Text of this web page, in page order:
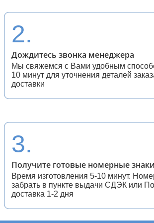
2.
Дождитесь звонка менеджера
Мы свяжемся с Вами удобным
10 минут для уточнения деталей
доставки
3.
Получите готовые номерные знаки
Время изготовления 5-10 минут.
забрать в пункте выдачи СДЭК или
доставка 1-2 дня